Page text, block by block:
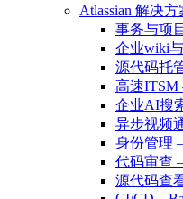
Atlassian 解决方
事务与项
企业wiki
源代码托
高速ITSM
企业AI搜
异步视频
身份管理
代码审查
源代码查